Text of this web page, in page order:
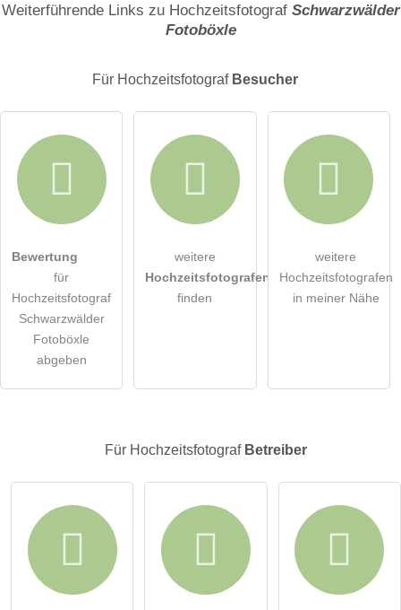
E-Mail-Adresse (wird nicht veröffentlicht)
Die Datenschutzerklärung habe ich zur Kenntnis genommen.
öffentliche Frage stellen
Hinweis:Bitte beachten Sie, öffentliche Fragen sind
Besucher sichtbar
.
Weiterführende Links zu Hochzeitsfotograf Schwarzwälder
Fotoböxle
Für Hochzeitsfotograf Besucher
Bewertung
für
Hochzeitsfotograf
Schwarzwälder
Fotoböxle
abgeben
weitere
Hochzeitsfotografen
finden
weitere
Hochzeitsfotografen
in meiner Nähe
Für Hochzeitsfotograf Betreiber